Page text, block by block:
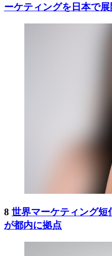
ーケティングを日本で展
8 世界マーケティング短
が都内に拠点